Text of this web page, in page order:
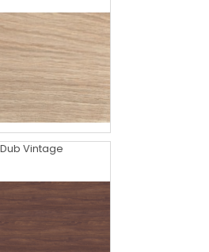
Dub Vintage